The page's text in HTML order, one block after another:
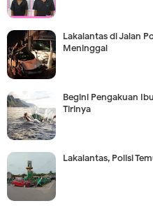
Lakalantas di Jalan
Meninggal
Begini Pengakuan
Tirinya
Lakalantas, Polisi